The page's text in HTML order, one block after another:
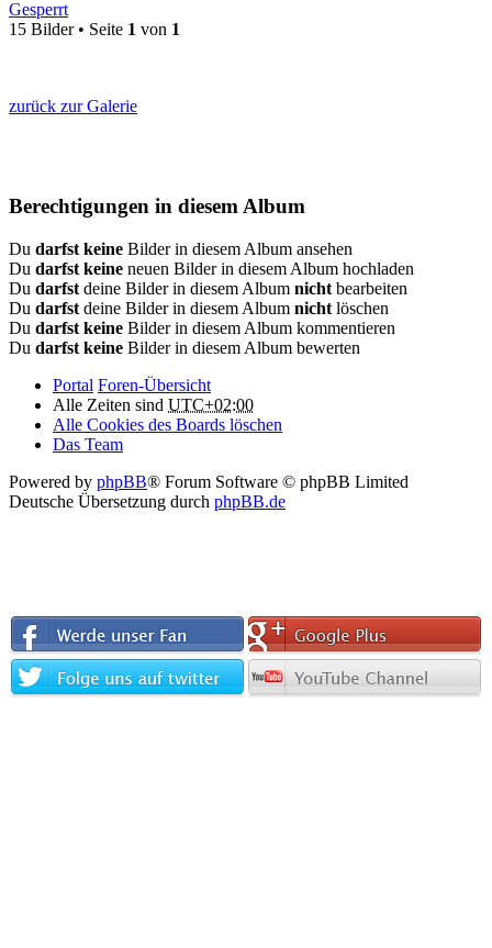
Gesperrt
15 Bilder • Seite 1 von 1
zurück zur Galerie
Berechtigungen in diesem Album
Du darfst keine Bilder in diesem Album ansehen
Du darfst keine neuen Bilder in diesem Album hochladen
Du darfst deine Bilder in diesem Album nicht bearbeiten
Du darfst deine Bilder in diesem Album nicht löschen
Du darfst keine Bilder in diesem Album kommentieren
Du darfst keine Bilder in diesem Album bewerten
Portal Foren-Übersicht
Alle Zeiten sind UTC+02:00
Alle Cookies des Boards löschen
Das Team
Powered by phpBB® Forum Software © phpBB Limited
Deutsche Übersetzung durch phpBB.de